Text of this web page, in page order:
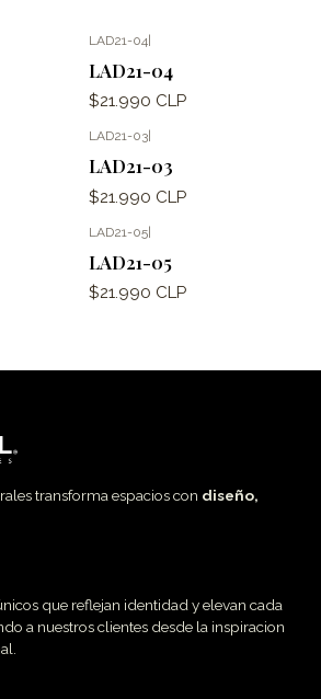
LAD21-04|
LAD21-04
$21.990 CLP
LAD21-03
LAD21-03
$21.990 CLP
LAD21-05|
LAD21-05
$21.990 CLP
transforma espacios con diseño,
que reflejan identidad y elevan cada
a nuestros clientes desde la inspiracion